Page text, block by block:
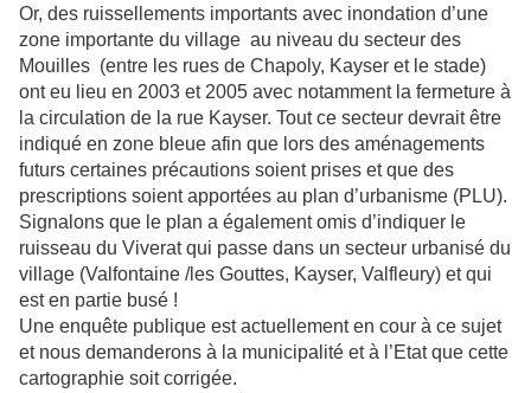
Or, des ruissellements importants avec inondation d’une
zone importante du village au niveau du secteur des
Mouilles (entre les rues de Chapoly, Kayser et le stade)
ont eu lieu en 2003 et 2005 avec notamment la fermeture à
la circulation de la rue Kayser. Tout ce secteur devrait être
indiqué en zone bleue afin que lors des aménagements
futurs certaines précautions soient prises et que des
prescriptions soient apportées au plan d’urbanisme (PLU).
Signalons que le plan a également omis d’indiquer le
ruisseau du Viverat qui passe dans un secteur urbanisé du
village (Valfontaine /les Gouttes, Kayser, Valfleury) et qui
est en partie busé !
Une enquête publique est actuellement en cour à ce sujet
et nous demanderons à la municipalité et à l’Etat que cette
cartographie soit corrigée.